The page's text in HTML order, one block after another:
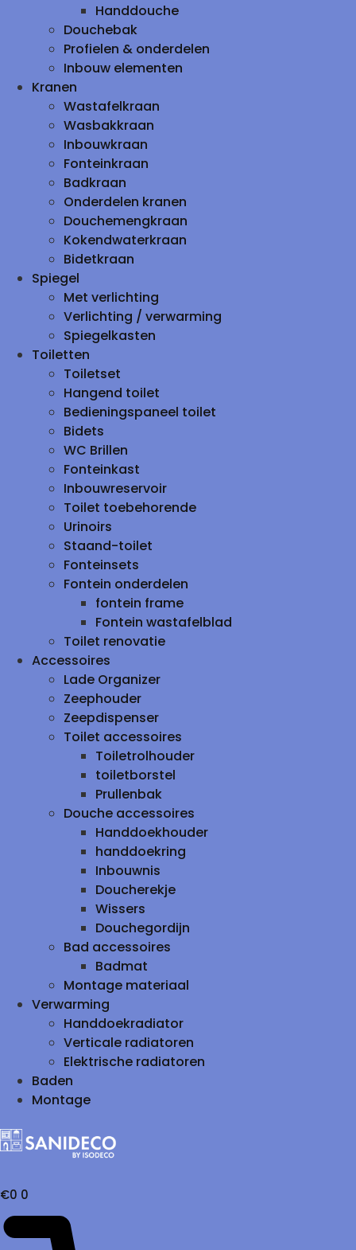
Handdouche
Douchebak
Profielen & onderdelen
Inbouw elementen
Kranen
Wastafelkraan
Wasbakkraan
Inbouwkraan
Fonteinkraan
Badkraan
Onderdelen kranen
Douchemengkraan
Kokendwaterkraan
Bidetkraan
Spiegel
Met verlichting
Verlichting / verwarming
Spiegelkasten
Toiletten
Toiletset
Hangend toilet
Bedieningspaneel toilet
Bidets
WC Brillen
Fonteinkast
Inbouwreservoir
Toilet toebehorende
Urinoirs
Staand-toilet
Fonteinsets
Fontein onderdelen
fontein frame
Fontein wastafelblad
Toilet renovatie
Accessoires
Lade Organizer
Zeephouder
Zeepdispenser
Toilet accessoires
Toiletrolhouder
toiletborstel
Prullenbak
Douche accessoires
Handdoekhouder
handdoekring
Inbouwnis
Doucherekje
Wissers
Douchegordijn
Bad accessoires
Badmat
Montage materiaal
Verwarming
Handdoekradiator
Verticale radiatoren
Elektrische radiatoren
Baden
Montage
€0 0